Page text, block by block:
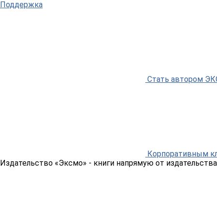
Поддержка
Стать автором
Корпоративным
Издательство «Эксмо» - книги напрямую от издательства